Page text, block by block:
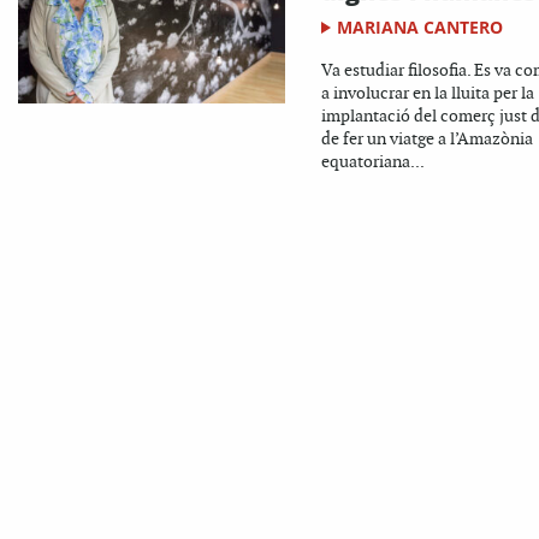
MARIANA CANTERO
Va estudiar filosofia. Es va
a involucrar en la lluita per la
implantació del comerç just
de fer un viatge a l’Amazònia
equatoriana...